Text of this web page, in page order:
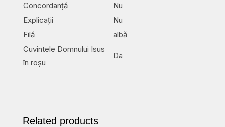
Concordanță
Nu
Explicații
Nu
Filă
albă
Cuvintele Domnului Isus
în roșu
Da
Related products